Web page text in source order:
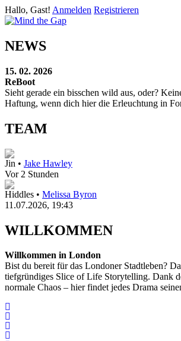
Hallo, Gast! Anmelden Registrieren
NEWS
15. 02. 2026
ReBoot
Sieht gerade ein bisschen wild aus, oder?
Haftung, wenn dich hier die Erleuchtung in
TEAM
Jin • Jake Hawley
Vor 2 Stunden
Hiddles • Melissa Byron
11.07.2026, 19:43
WILLKOMMEN
Willkommen in London
Bist du bereit für das Londoner Stadtleben?
tiefgründiges Slice of Life Storytelling. Dank
normale Chaos – hier findet jedes Drama